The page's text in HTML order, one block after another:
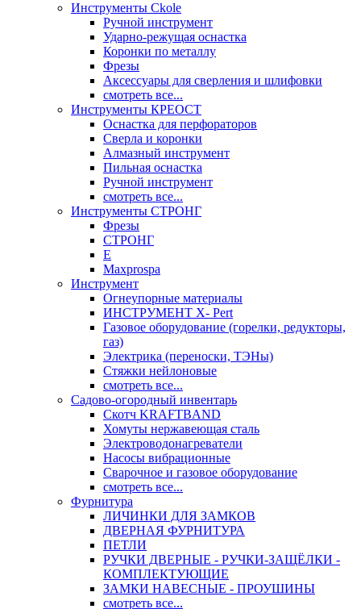
Инструменты Ckole
Ручной инструмент
Ударно‑режущая оснастка
Коронки по металлу
Фрезы
Аксессуары для сверления и шлифовки
смотреть все...
Инструменты КРЕОСТ
Оснастка для перфораторов
Сверла и коронки
Алмазный инструмент
Пильная оснастка
Ручной инструмент
смотреть все...
Инструменты СТРОНГ
Фрезы
СТРОНГ
Е
Maxprospa
Инструмент
Огнеупорные материалы
ИНСТРУМЕНТ X- Pert
Газовое оборудование (горелки, редукторы,
газ)
Электрика (переноски, ТЭНы)
Стяжки нейлоновые
смотреть все...
Садово-огородный инвентарь
Скотч KRAFTBAND
Хомуты нержавеющая сталь
Электроводонагреватели
Насосы вибрационные
Сварочное и газовое оборудование
смотреть все...
Фурнитура
ЛИЧИНКИ ДЛЯ ЗАМКОВ
ДВЕРНАЯ ФУРНИТУРА
ПЕТЛИ
РУЧКИ ДВЕРНЫЕ - РУЧКИ-ЗАЩЁЛКИ -
КОМПЛЕКТУЮЩИЕ
ЗАМКИ НАВЕСНЫЕ - ПРОУШИНЫ
смотреть все...